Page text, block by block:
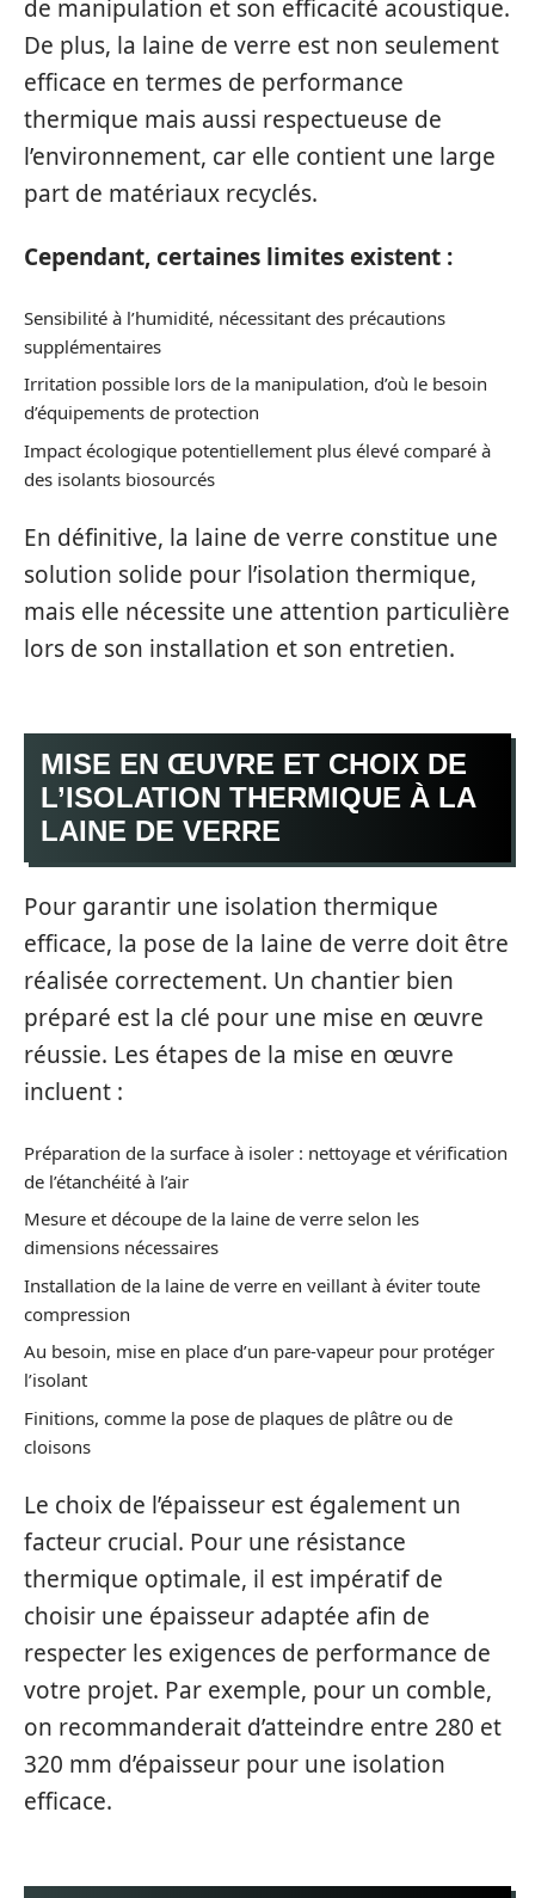
de manipulation et son efficacité acoustique.
De plus, la laine de verre est non seulement
efficace en termes de performance
thermique mais aussi respectueuse de
l’environnement, car elle contient une large
part de matériaux recyclés.
Cependant, certaines limites existent :
Sensibilité à l’humidité, nécessitant des précautions
supplémentaires
Irritation possible lors de la manipulation, d’où le besoin
d’équipements de protection
Impact écologique potentiellement plus élevé comparé à
des isolants biosourcés
En définitive, la laine de verre constitue une
solution solide pour l’isolation thermique,
mais elle nécessite une attention particulière
lors de son installation et son entretien.
MISE EN ŒUVRE ET CHOIX DE
L’ISOLATION THERMIQUE À LA
LAINE DE VERRE
Pour garantir une isolation thermique
efficace, la pose de la laine de verre doit être
réalisée correctement. Un chantier bien
préparé est la clé pour une mise en œuvre
réussie. Les étapes de la mise en œuvre
incluent :
Préparation de la surface à isoler : nettoyage et vérification
de l’étanchéité à l’air
Mesure et découpe de la laine de verre selon les
dimensions nécessaires
Installation de la laine de verre en veillant à éviter toute
compression
Au besoin, mise en place d’un pare-vapeur pour protéger
l’isolant
Finitions, comme la pose de plaques de plâtre ou de
cloisons
Le choix de l’épaisseur est également un
facteur crucial. Pour une résistance
thermique optimale, il est impératif de
choisir une épaisseur adaptée afin de
respecter les exigences de performance de
votre projet. Par exemple, pour un comble,
on recommanderait d’atteindre entre 280 et
320 mm d’épaisseur pour une isolation
efficace.